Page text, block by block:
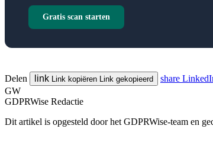
Gratis scan starten
Delen link Link kopiëren Link gekopieerd share
GW
GDPRWise Redactie
Dit artikel is opgesteld door het GDPRWise-team en